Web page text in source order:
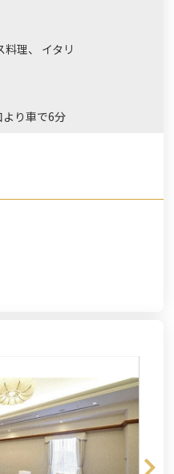
刻む大切な日のおもてなし
料理
イタリ
より車で6分